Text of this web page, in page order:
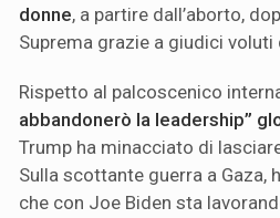
donne, a partire dall’aborto,
Suprema grazie a giudici voluti
Rispetto al palcoscenico
abbandonerò la leadership”
Trump ha minacciato di
Sulla scottante guerra a Gaza,
che con Joe Biden sta